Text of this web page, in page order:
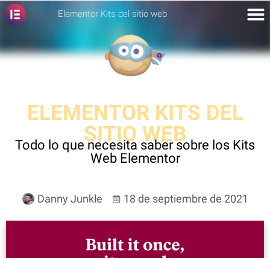
Elementor Kits del sitio web
ELEMENTOR KITS DEL
SITIO WEB
Todo lo que necesita saber sobre los Kits
Web Elementor
Danny Junkle 18 de septiembre de 2021